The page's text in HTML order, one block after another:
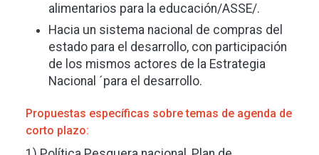
alimentarios para la educación/ASSE/.
Hacia un sistema nacional de compras del
estado para el desarrollo, con participación
de los mismos actores de la Estrategia
Nacional ´para el desarrollo.
Propuestas específicas sobre temas de agenda de
corto plazo: